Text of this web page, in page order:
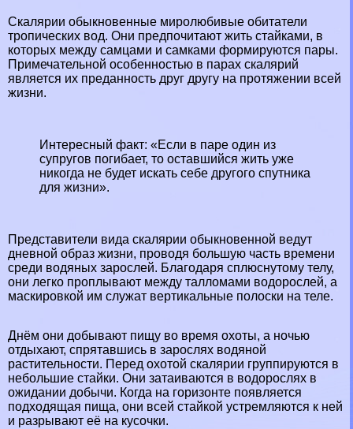
Скалярии обыкновенные миролюбивые обитатели
тропических вод. Они предпочитают жить стайками, в
которых между самцами и самками формируются пары.
Примечательной особенностью в парах скалярий
является их преданность друг другу на протяжении всей
жизни.
Интересный факт: «Если в паре один из
супругов погибает, то оставшийся жить уже
никогда не будет искать себе другого спутника
для жизни».
Представители вида скалярии обыкновенной ведут
дневной образ жизни, проводя большую часть времени
среди водяных зарослей. Благодаря сплюснутому телу,
они легко проплывают между талломами водорослей, а
маскировкой им служат вертикальные полоски на теле.
Днём они добывают пищу во время охоты, а ночью
отдыхают, спрятавшись в зарослях водяной
растительности. Перед охотой скалярии группируются в
небольшие стайки. Они затаиваются в водорослях в
ожидании добычи. Когда на горизонте появляется
подходящая пища, они всей стайкой устремляются к ней
и разрывают её на кусочки.